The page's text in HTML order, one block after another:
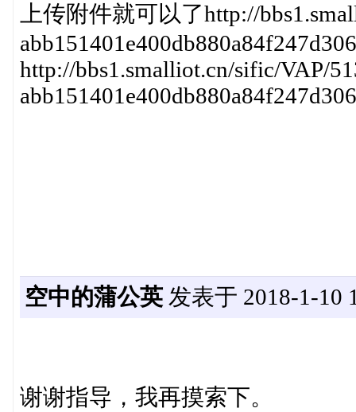
上传附件就可以了http://
http://bbs1.smalliot.cn/sific/VAP/
空中的蒲公英发表于 2018-1-10
谢谢指导，我再摸索下。